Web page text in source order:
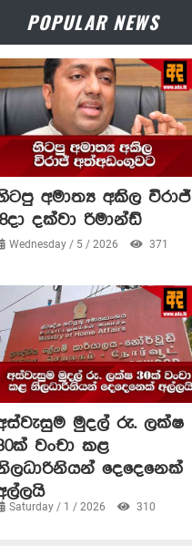
POPULAR NEWS
අමාත්‍ය අකිල විරාජ්
දක්වා රිමාන්ඩ්
Wednesday / 5 / 2026 371
මුදල් රු. ලක්ෂ
වංචා කළ
දෙදෙනෙක්
Saturday / 1 / 2026 310